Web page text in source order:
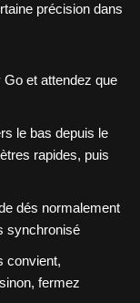
précision dans
et attendez que
le bas depuis le
rapides, puis
dés normalement
synchronisé
convient,
fermez